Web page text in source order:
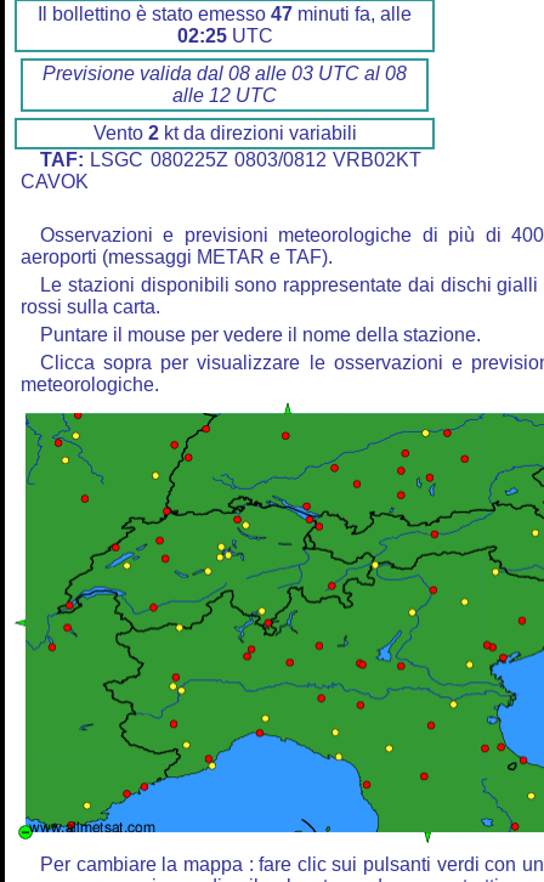
Il bollettino è stato emesso 47 minuti fa, alle
02:25UTC
Previsione valida dal 08 alle 03 UTC al 08
alle 12 UTC
Vento 2kt da direzioni variabili
TAF: LSGC 080225Z 0803/0812 VRB02KT
CAVOK
Osservazioni e previsioni meteorologiche di più di
aeroporti (messaggi METAR e TAF).
Le stazioni disponibili sono rappresentate dai dischi gialli
rossi sulla carta.
Puntare il mouse per vedere il nome della stazione.
Clicca sopra per visualizzare le osservazioni e
meteorologiche.
Per cambiare la mappa : fare clic sui pulsanti verdi con